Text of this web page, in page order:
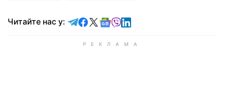
Читайте нас у: Читайте у Telegram
Читайте у Facebook
Читайте у X
Читайте у Google news
Читайте у Viber
Читайте у LinkedIn